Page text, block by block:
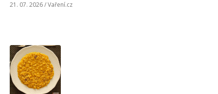
21. 07. 2026 / Vaření.cz